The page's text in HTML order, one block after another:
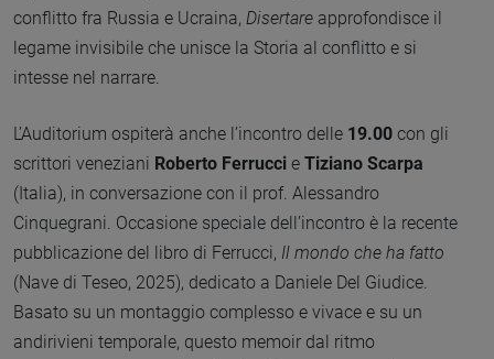
conflitto fra Russia e Ucraina, Disertare approfondisce il
legame invisibile che unisce la Storia al conflitto e si
intesse nel narrare.
L’Auditorium ospiterà anche l’incontro delle 19.00 con gli
scrittori veneziani Roberto Ferrucci e Tiziano Scarpa
(Italia), in conversazione con il prof. Alessandro
Cinquegrani. Occasione speciale dell’incontro è la recente
pubblicazione del libro di Ferrucci, Il mondo che ha fatto
(Nave di Teseo, 2025), dedicato a Daniele Del Giudice.
Basato su un montaggio complesso e vivace e su un
andirivieni temporale, questo memoir dal ritmo